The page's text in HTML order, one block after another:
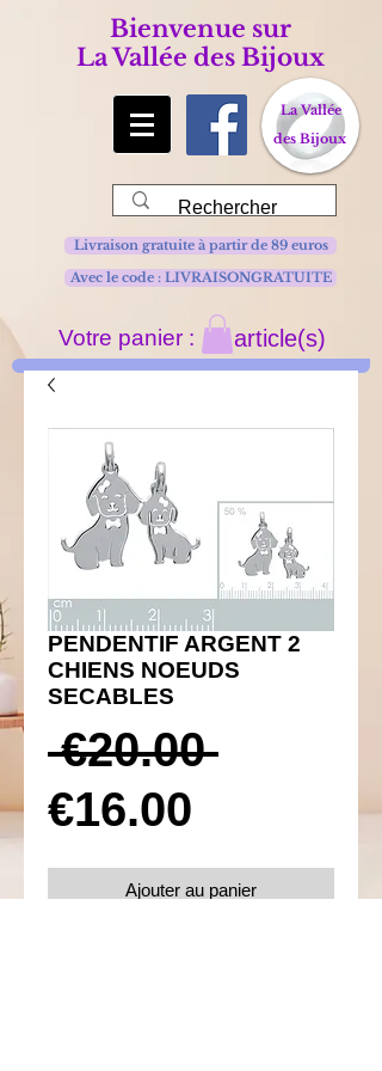
Bienvenue sur
La Vallée des Bijoux
La Vallée
des Bijoux
Avec le code : LIVRAISONGRATUITE
Livraison gratuite à partir de 89 euros
Votre panier : article(s)
PENDENTIF ARGENT 2
CHIENS NOEUDS
SECABLES
€20.00 Prix
original
€16.00
Ajouter au panier